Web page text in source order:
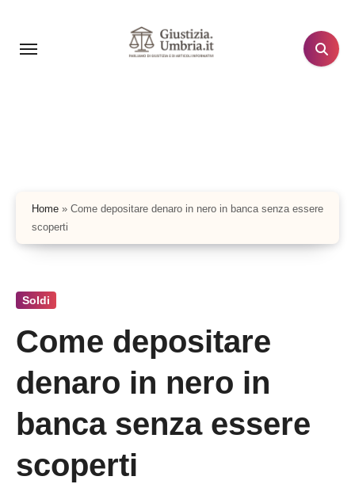
contenuto
Home » Come depositare denaro in nero in banca senza essere
scoperti
Soldi
Come depositare
denaro in nero in
banca senza essere
scoperti